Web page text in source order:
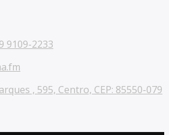
9109-2233
, 595, Centro, CEP: 85550-079